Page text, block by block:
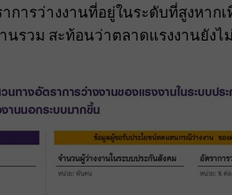
ารว่างงานที่อยู่ในระดับที่สูงหาก
นรวม สะท้อนว่าตลาดแรงงานยัง